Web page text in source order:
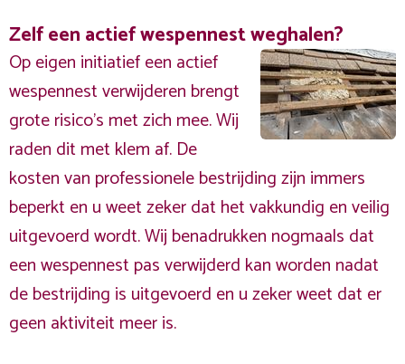
Zelf een actief wespennest weghalen?
Op eigen initiatief een actief
wespennest verwijderen brengt
grote risico’s met zich mee. Wij
raden dit met klem af. De
kosten van professionele bestrijding zijn immers
beperkt en u weet zeker dat het vakkundig en veilig
uitgevoerd wordt. Wij benadrukken nogmaals dat
een wespennest pas verwijderd kan worden nadat
de bestrijding is uitgevoerd en u zeker weet dat er
geen aktiviteit meer is.